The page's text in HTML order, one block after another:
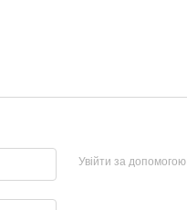
Увійти за допомогою